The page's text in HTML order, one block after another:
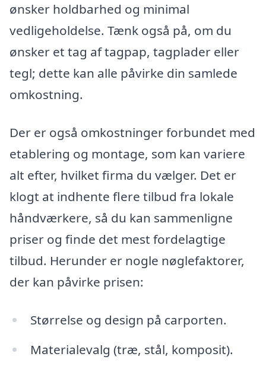
ønsker holdbarhed og minimal
vedligeholdelse. Tænk også på, om du
ønsker et tag af tagpap, tagplader eller
tegl; dette kan alle påvirke din samlede
omkostning.
Der er også omkostninger forbundet med
etablering og montage, som kan variere
alt efter, hvilket firma du vælger. Det er
klogt at indhente flere tilbud fra lokale
håndværkere, så du kan sammenligne
priser og finde det mest fordelagtige
tilbud. Herunder er nogle nøglefaktorer,
der kan påvirke prisen:
Størrelse og design på carporten.
Materialevalg (træ, stål, komposit).